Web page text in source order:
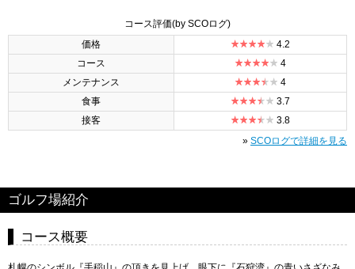
コース評価(by SCOログ)
価格
4.2
コース
4
メンテナンス
4
食事
3.7
接客
3.8
» SCOログで詳細を見る
ゴルフ場紹介
コース概要